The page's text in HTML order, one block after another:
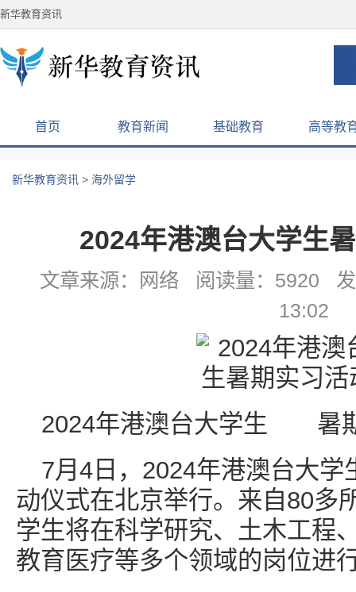
新华教育资讯
首页 教育新闻 基础教育 高等教
新华教育资讯 > 海外留学
2024年港澳台大学生
文章来源：网络 阅读量：5920
13:02
2024年港澳台大学生 暑
7月4日，2024年港澳台大学
动仪式在北京举行。来自80多
学生将在科学研究、土木工程
教育医疗等多个领域的岗位进